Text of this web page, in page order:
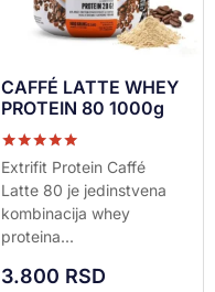
CAFFÉ LATTE WHEY
PROTEIN 80 1000g
Ocenjeno sa
5.00
od 5
Extrifit Protein Caffé
Latte 80 je jedinstvena
kombinacija whey
proteina...
3.800 RSD